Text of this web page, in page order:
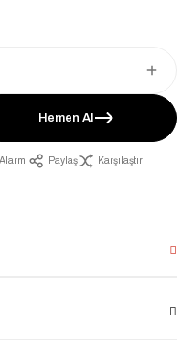
Hemen Al
Paylaş Karşılaştır